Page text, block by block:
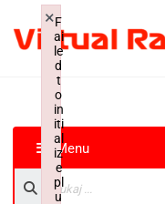
Menu
F
ai
le
d
t
o
in
iti
al
iz
e
pl
u
×